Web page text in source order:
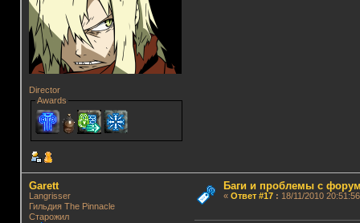
Director
Awards
Garett
Langrisser
Гильдия The Pinnacle
Старожил
Баги и проблемы с
« Ответ #17: 18/11/2010